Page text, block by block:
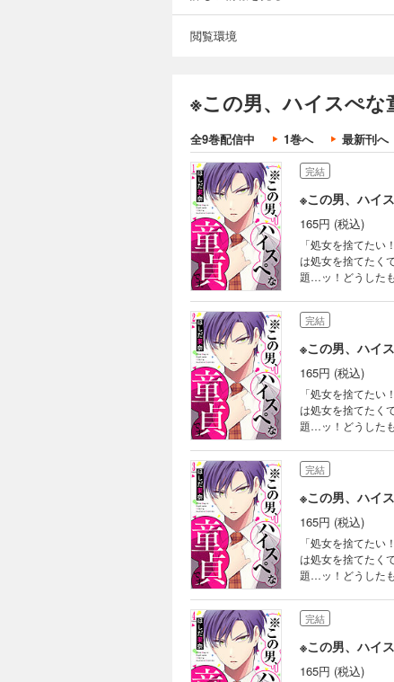
閲覧環境
※この男、ハイスぺな
全9巻配信中 1巻へ 最新刊へ
完結
※この男、ハイ
165円 (税込)
「処女を捨てた
は処女を捨てたく
題…ッ！どうした
ませんか!?」と大
リートが巻き起こ
完結
※この男、ハイ
165円 (税込)
「処女を捨てた
は処女を捨てたく
題…ッ！どうした
ませんか!?」と大
リートが巻き起こ
完結
※この男、ハイ
165円 (税込)
「処女を捨てた
は処女を捨てたく
題…ッ！どうした
ませんか!?」と大
リートが巻き起こ
完結
※この男、ハイ
165円 (税込)